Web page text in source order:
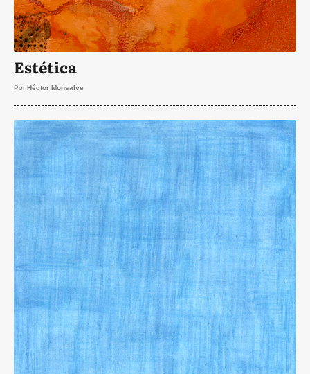
Estética
Por Héctor Monsalve